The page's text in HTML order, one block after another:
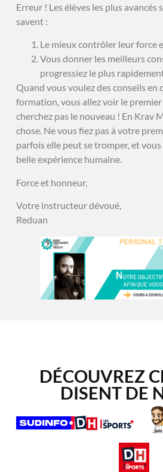
Erreur ! Les élèves les plus avancés
savent :
Le mieux contrôler leur force
Vous donner les meilleurs
progressiez le plus
Quand vous voulez des conseils en
formation, vous allez voir le premier
cherchez pas le nouveau ! En Krav
chose. Ne vous fiez pas à votre
parfois elle peut se tromper, et vous
belle expérience humaine.
Force et honneur,
Votre instructeur dévoué,
Reduan
DÉCOUVREZ
DISENT DE